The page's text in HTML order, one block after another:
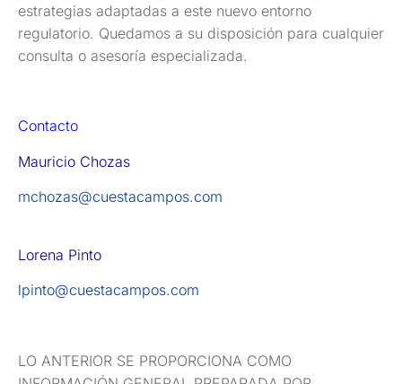
estrategias adaptadas a este nuevo entorno
regulatorio. Quedamos a su disposición para cualquier
consulta o asesoría especializada.
Contacto
Mauricio Chozas
mchozas@cuestacampos.com
Lorena Pinto
lpinto@cuestacampos.com
LO ANTERIOR SE PROPORCIONA COMO